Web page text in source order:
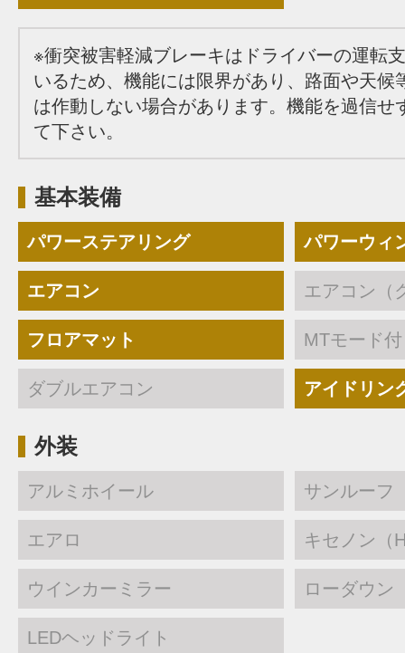
※衝突被害軽減ブレーキはドライバーの運転
いるため、機能には限界があり、路面や天候
は作動しない場合があります。機能を過信せ
て下さい。
基本装備
パワーステアリング パワーウィ
エアコン エアコン（
フロアマット MTモード
ダブルエアコン アイドリン
外装
アルミホイール サンルーフ
エアロ キセノン（
ウインカーミラー ローダウン
LEDヘッドライト